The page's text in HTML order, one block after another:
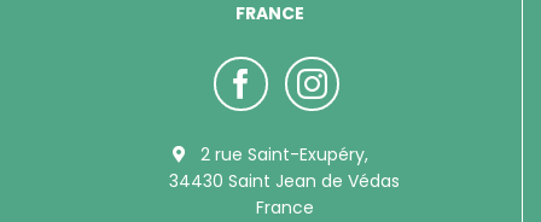
FRANCE
2 rue Saint-Exupéry,
34430 Saint Jean de Védas
France